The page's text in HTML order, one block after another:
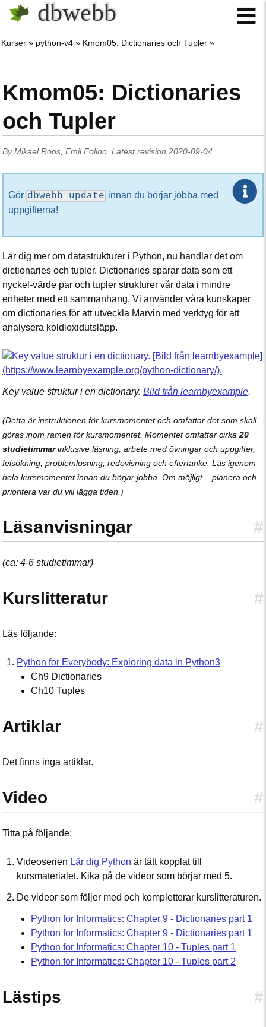
dbwebb
Kurser python-v4 Kmom05: Dictionaries och Tupler
Kmom05: Dictionaries
och Tupler
ByMikael Roos ,Emil Folino Latest revision2020-09-04
Gör dbwebb update innan du börjar jobba med
uppgifterna!
Lär dig mer om datastrukturer i Python, nu handlar det om
dictionaries och tupler. Dictionaries sparar data som ett
nyckel-värde par och tupler strukturer vår data i mindre
enheter med ett sammanhang. Vi använder våra kunskaper
om dictionaries för att utveckla Marvin med verktyg för att
analysera koldioxidutsläpp.
Key value struktur i en dictionary.Bild från learnbyexample.
(Detta är instruktionen för kursmomentet och omfattar det som skall
göras inom ramen för kursmomentet. Momentet omfattar cirka20
studietimmarinklusive läsning, arbete med övningar och uppgifter,
felsökning, problemlösning, redovisning och eftertanke. Läs igenom
hela kursmomentet innan du börjar jobba. Om möjligt – planera och
prioritera var du vill lägga tiden.)
#
Läsanvisningar
(ca: 4-6 studietimmar)
#
Kurslitteratur
Läs följande:
Python for Everybody: Exploring data in Python3
Ch9 Dictionaries
Ch10 Tuples
#
Artiklar
Det finns inga artiklar.
#
Video
Titta på följande:
Videoserien Lär dig Python är tätt kopplat till
kursmaterialet. Kika på de videor som börjar med 5.
De videor som följer med och kompletterar kurslitteraturen.
Python for Informatics: Chapter 9 - Dictionaries part 1
Python for Informatics: Chapter 9 - Dictionaries part 1
Python for Informatics: Chapter 10 - Tuples part 1
Python for Informatics: Chapter 10 - Tuples part 2
#
Lästips